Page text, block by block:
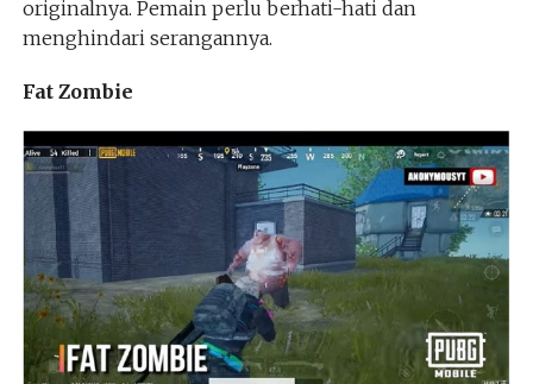
originalnya. Pemain perlu berhati-hati dan
menghindari serangannya.
Fat Zombie